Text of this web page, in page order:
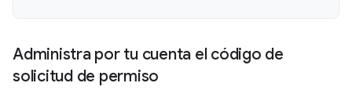
Administra por tu cuenta el código de
solicitud de permiso